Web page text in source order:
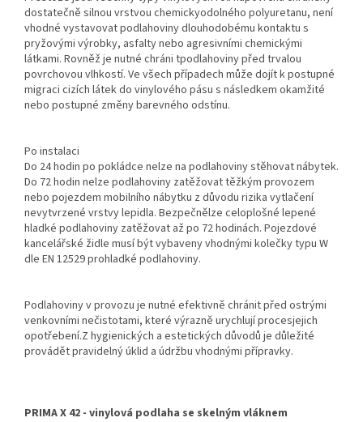
dostatečně silnou vrstvou chemickyodolného polyuretanu, není
vhodné vystavovat podlahoviny dlouhodobému kontaktu s
pryžovými výrobky, asfalty nebo agresivními chemickými
látkami. Rovněž je nutné chráni tpodlahoviny před trvalou
povrchovou vlhkostí. Ve všech případech může dojít k postupné
migraci cizích látek do vinylového pásu s následkem okamžité
nebo postupné změny barevného odstínu.
Po instalaci
Do 24 hodin po pokládce nelze na podlahoviny stěhovat nábytek.
Do 72 hodin nelze podlahoviny zatěžovat těžkým provozem
nebo pojezdem mobilního nábytku z důvodu rizika vytlačení
nevytvrzené vrstvy lepidla. Bezpečnělze celoplošné lepené
hladké podlahoviny zatěžovat až po 72 hodinách. Pojezdové
kancelářské židle musí být vybaveny vhodnými kolečky typu W
dle EN 12529 prohladké podlahoviny.
Podlahoviny v provozu je nutné efektivně chránit před ostrými
venkovními nečistotami, které výrazně urychlují procesjejich
opotřebení.Z hygienických a estetických důvodů je důležité
provádět pravidelný úklid a údržbu vhodnými přípravky.
PRIMA X 42 - vinylová podlaha se skelným vláknem